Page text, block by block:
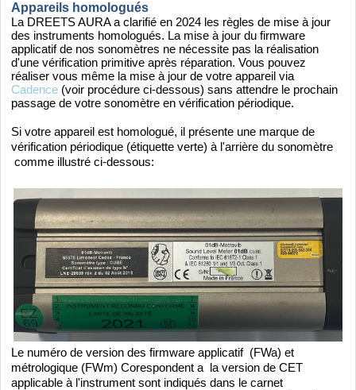
Appareils homologués
La DREETS AURA a clarifié en 2024 les règles de mise à jour
des instruments homologués. La mise à jour du firmware
applicatif de nos sonomètres ne nécessite pas la réalisation
d'une vérification primitive après réparation. Vous pouvez
réaliser vous même la mise à jour de votre appareil via
Cadence (voir procédure ci-dessous) sans attendre le prochain
passage de votre sonomètre en vérification périodique.
Si votre appareil est homologué, il présente une marque de
vérification périodique (étiquette verte) à l'arrière du sonomètre
comme illustré ci-dessous:
Le numéro de version des firmware applicatif (FWa) et
métrologique (FWm) Corespondent a la version de CET
applicable à l'instrument sont indiqués dans le carnet